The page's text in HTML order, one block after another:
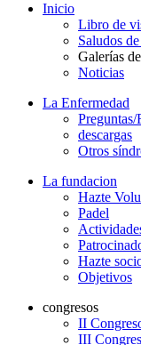
Inicio
Libro de
Saludos
Galerías
Noticias
La Enfermedad
Preguntas/
descargas
Otros
La fundacion
Hazte
Padel
Hazte
Objetivos
congresos
II
III